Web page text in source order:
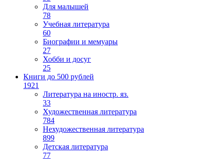
Для малышей
78
Учебная литература
60
Биографии и мемуары
27
Хобби и досуг
25
Книги до 500 рублей
1921
Литература на иностр. яз.
33
Художественная литература
784
Нехудожественная литература
899
Детская литература
77